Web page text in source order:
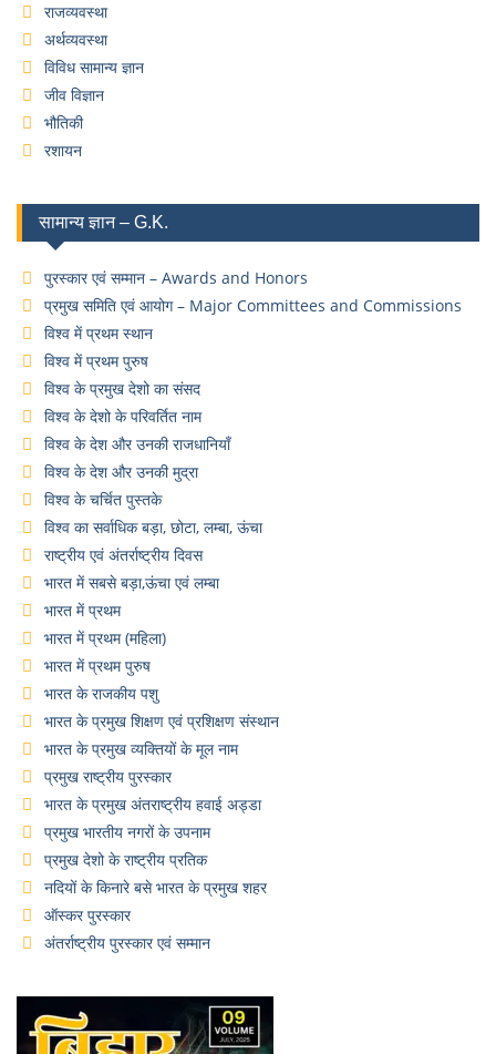
राजव्यवस्था
अर्थव्यवस्था
विविध सामान्य ज्ञान
जीव विज्ञान
भौतिकी
रशायन
सामान्य ज्ञान – G.K.
पुरस्कार एवं सम्मान – Awards and Honors
प्रमुख समिति एवं आयोग – Major Committees and Commissions
विश्व में प्रथम स्थान
विश्व में प्रथम पुरुष
विश्व के प्रमुख देशो का संसद
विश्व के देशो के परिवर्तित नाम
विश्व के देश और उनकी राजधानियाँ
विश्व के देश और उनकी मुद्रा
विश्व के चर्चित पुस्तके
विश्व का सर्वाधिक बड़ा, छोटा, लम्बा, ऊंचा
राष्ट्रीय एवं अंतर्राष्ट्रीय दिवस
भारत में सबसे बड़ा,ऊंचा एवं लम्बा
भारत में प्रथम
भारत में प्रथम (महिला)
भारत में प्रथम पुरुष
भारत के राजकीय पशु
भारत के प्रमुख शिक्षण एवं प्रशिक्षण संस्थान
भारत के प्रमुख व्यक्तियों के मूल नाम
प्रमुख राष्ट्रीय पुरस्कार
भारत के प्रमुख अंतराष्ट्रीय हवाई अड्डा
प्रमुख भारतीय नगरों के उपनाम
प्रमुख देशो के राष्ट्रीय प्रतिक
नदियों के किनारे बसे भारत के प्रमुख शहर
ऑस्कर पुरस्कार
अंतर्राष्ट्रीय पुरस्कार एवं सम्मान